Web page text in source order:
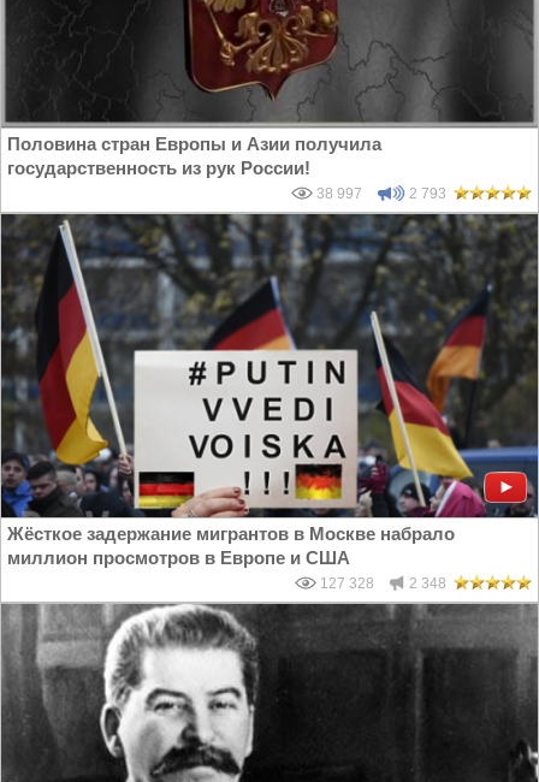
Половина стран Европы и Азии получила
государственность из рук России!
38 997 2 793
Жёсткое задержание мигрантов в Москве набрало
миллион просмотров в Европе и США
127 328 2 348